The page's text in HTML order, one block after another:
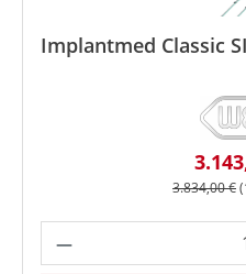
Implantmed Classic
Regulärer
3.834,00 €
Produkt Anzahl: